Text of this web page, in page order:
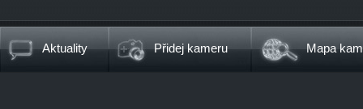
Aktuality Přidej kameru Mapa